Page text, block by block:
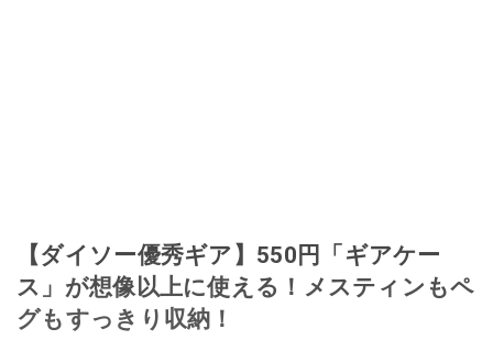
【ダイソー優秀ギア】550円「ギアケー
ス」が想像以上に使える！メスティンもペ
グもすっきり収納！